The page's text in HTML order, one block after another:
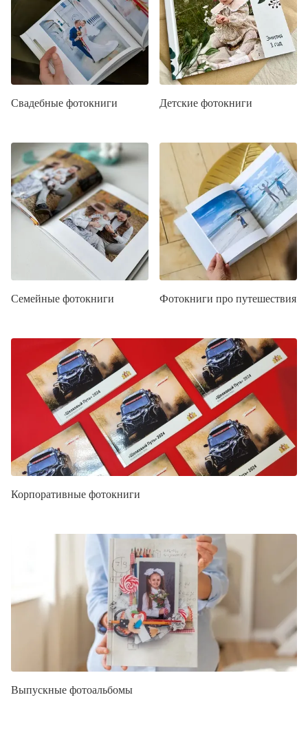
Свадебные фотокниги Детские фотокниги
Семейные фотокниги Фотокниги про путешествия
Корпоративные фотокниги
Выпускные фотоальбомы